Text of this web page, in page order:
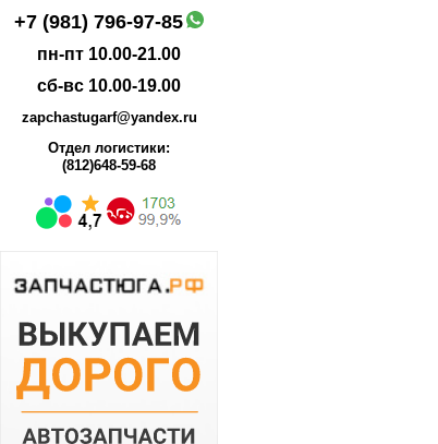
+7 (981) 796-97-85
пн-пт 10.00-21.00
сб-вс 10.00-19.00
zapchastugarf@yandex.ru
Отдел логистики:
(812)648-59-68